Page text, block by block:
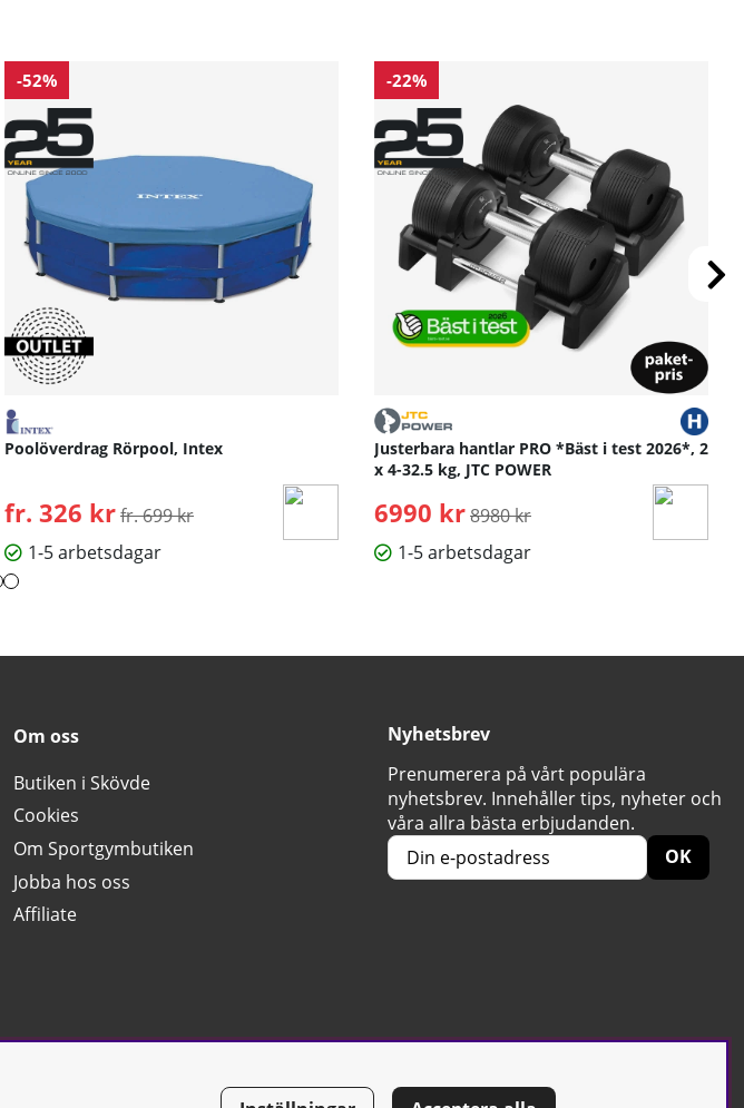
-52%
Poolöverdrag Rörpool, Intex
fr. 326 krOrdinarie pris:
fr. 699 kr
1-5 arbetsdagar
-22%
Justerbara hantlar PRO *Bäst i test 2026*, 2
x 4-32.5 kg, JTC POWER
6990 kr Ordinarie pris:
8980 kr
1-5 arbetsdagar
Om oss
Butiken i Skövde
Cookies
Om Sportgymbutiken
Jobba hos oss
Affiliate
Nyhetsbrev
Prenumerera på vårt populära
nyhetsbrev. Innehåller tips, nyheter och
våra allra bästa erbjudanden.
OK